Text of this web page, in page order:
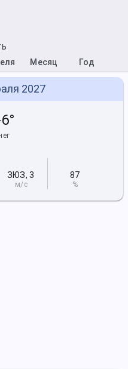
Месяц Год
2027
ЗЮЗ, 3
м/с
87
%